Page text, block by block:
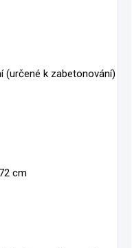
(určené k zabetonování)
cm